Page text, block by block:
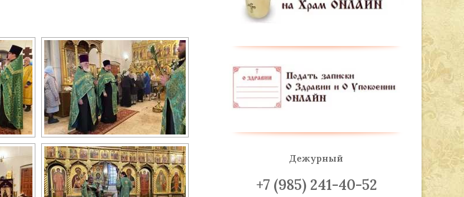
Дежурный
+7 (985) 241-40-52